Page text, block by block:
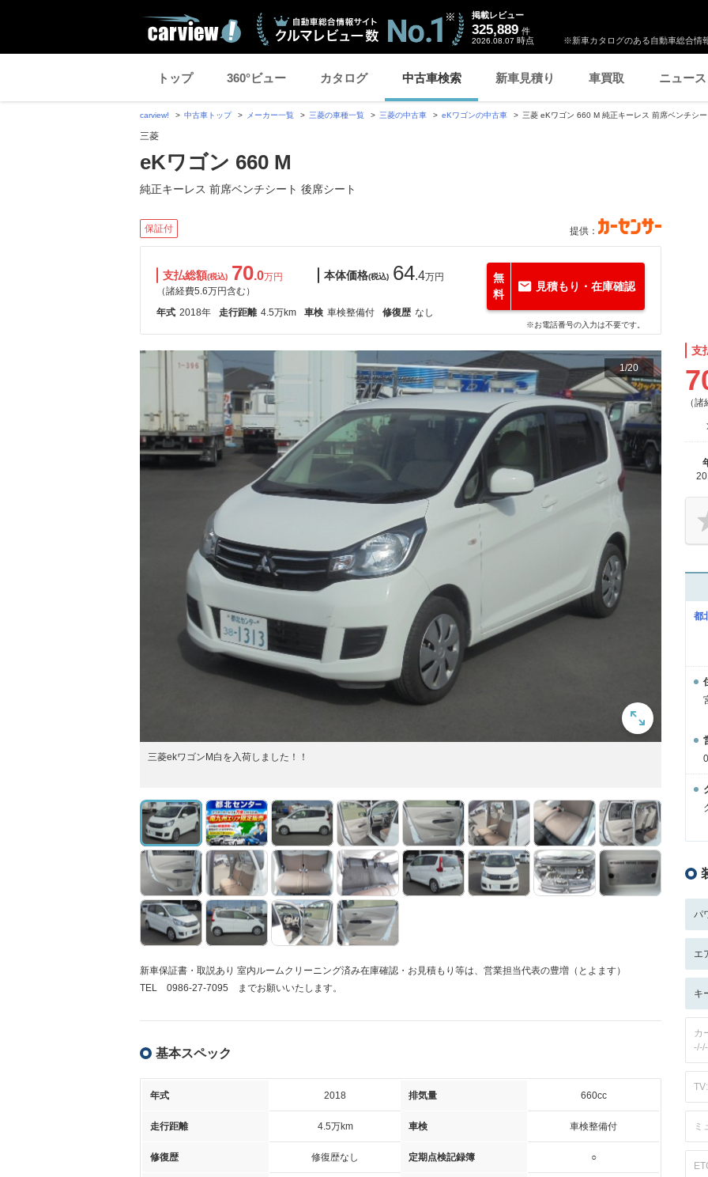
※新車カタログのある自動車総合情
掲載レビュー
325,889 件
2026.08.07 時点
トップ 360°ビュー カタログ 中古車検索 新車見積り 車買取 ニュース
carview! 中古車トップ メーカー一覧 三菱の車種一覧 三菱の中古車 eKワゴンの中古車 三菱 eKワゴン 660 M 純正キーレス 前席ベンチシー
三菱
eKワゴン 660 M
純正キーレス 前席ベンチシート 後席シート
保証付 提供：
支払総額(税込) 70.0万円
（諸経費5.6万円含む）
本体価格(税込) 64.4万円
年式 2018年 走行距離 4.5万km 車検 車検整備付 修復歴 なし
無
料
見積もり・在庫確認
※お電話番号の入力は不要です。
1/20
三菱ekワゴンM白を入荷しました！！
新車保証書・取説あり 室内ルームクリーニング済み在庫確認・お見積もり等は、営業担当代表の豊増（とよます）
TEL 0986-27-7095 までお願いいたします。
基本スペック
年式 2018 排気量 660cc
走行距離 4.5万km 車検 車検整備付
修復歴 修復歴なし 定期点検記録簿 ○
支
（
都
パ
エ
キ
カ
ミ